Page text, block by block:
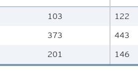
103 122
373 443
201 146